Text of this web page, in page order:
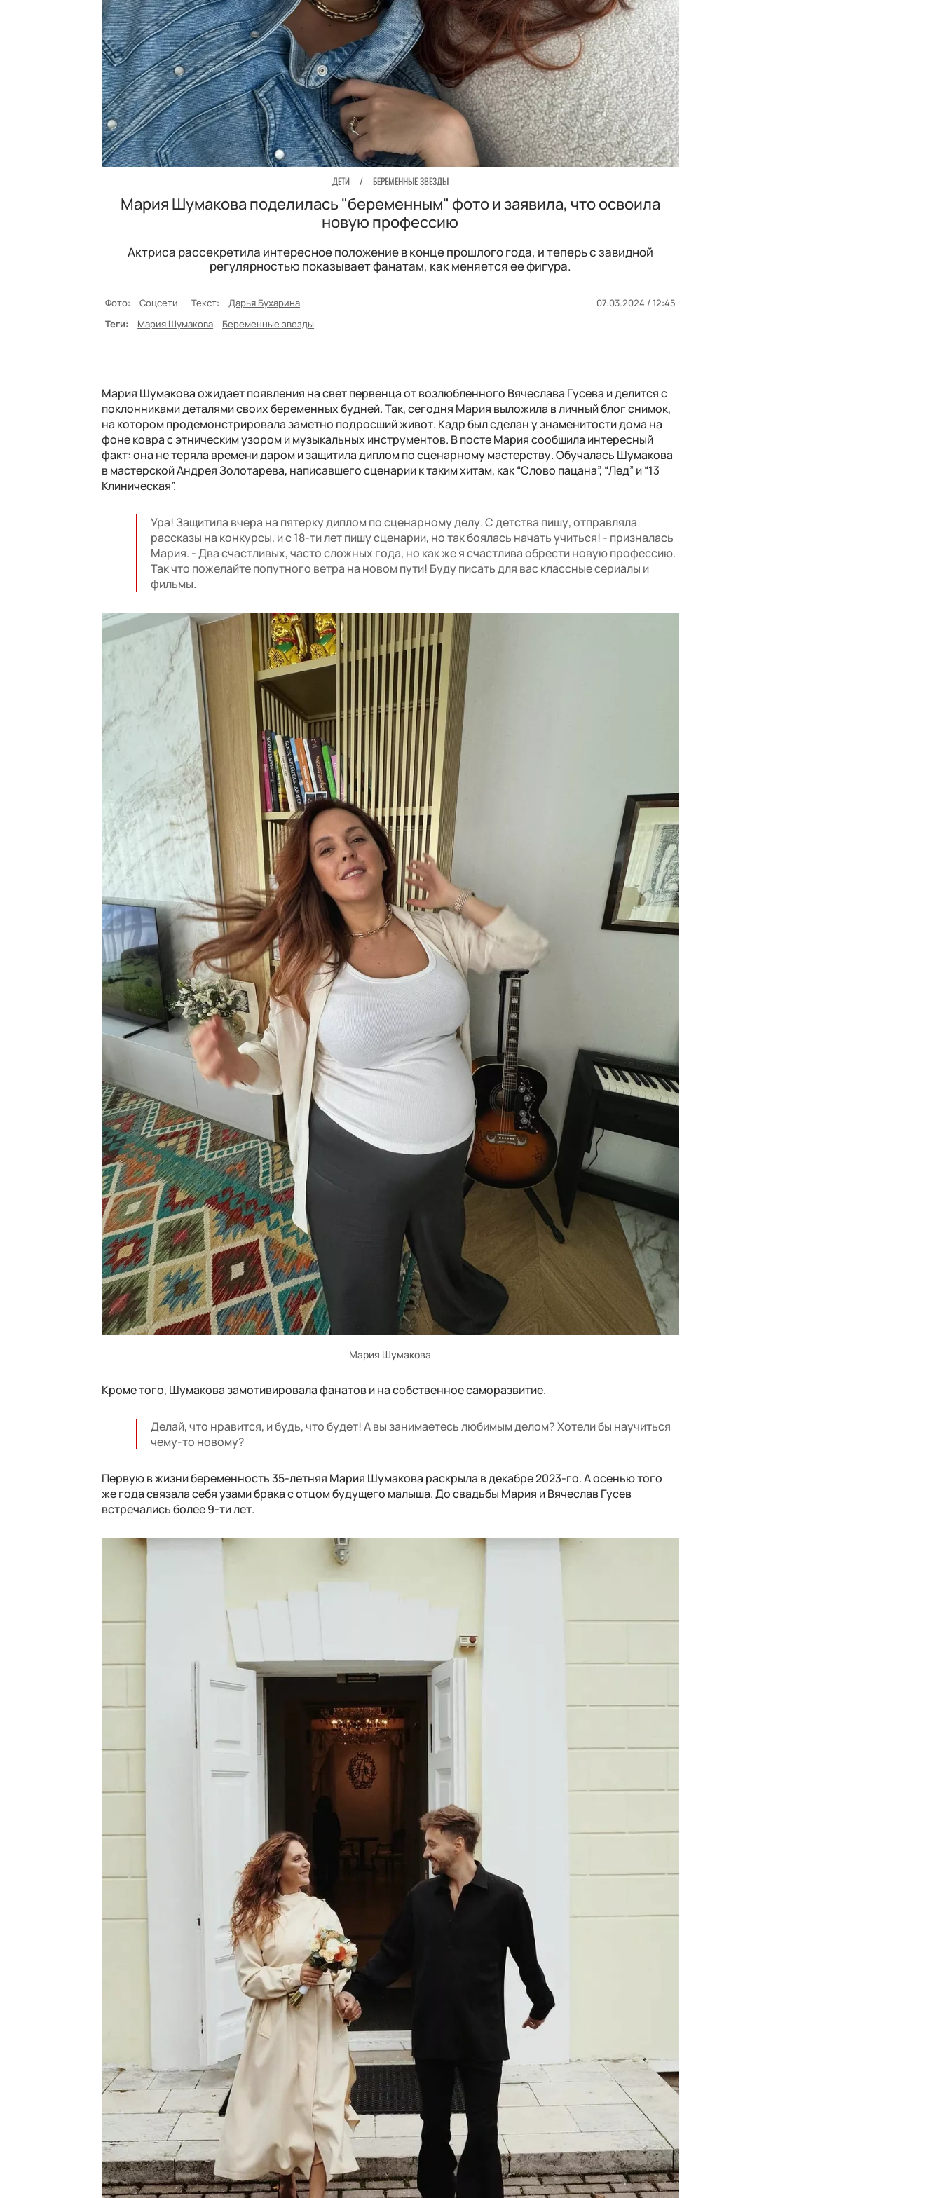
ДЕТИ / БЕРЕМЕННЫЕ ЗВЕЗДЫ
Мария Шумакова поделилась "беременным" фото и заявила, что освоила
новую профессию
Актриса рассекретила интересное положение в конце прошлого года, и теперь с завидной
регулярностью показывает фанатам, как меняется ее фигура.
Фото: Соцсети Текст: Дарья Бухарина
07.03.2024 / 12:45
Теги:
Мария Шумакова Беременные звезды
Мария Шумакова ожидает появления на свет первенца от возлюбленного Вячеслава Гусева и делится с
поклонниками деталями своих беременных будней. Так, сегодня Мария выложила в личный блог снимок,
на котором продемонстрировала заметно подросший живот. Кадр был сделан у знаменитости дома на
фоне ковра с этническим узором и музыкальных инструментов. В посте Мария сообщила интересный
факт: она не теряла времени даром и защитила диплом по сценарному мастерству. Обучалась Шумакова
в мастерской Андрея Золотарева, написавшего сценарии к таким хитам, как “Слово пацана”, “Лед” и “13
Клиническая”.
Ура! Защитила вчера на пятерку диплом по сценарному делу. С детства пишу, отправляла
рассказы на конкурсы, и с 18-ти лет пишу сценарии, но так боялась начать учиться! - призналась
Мария. - Два счастливых, часто сложных года, но как же я счастлива обрести новую профессию.
Так что пожелайте попутного ветра на новом пути! Буду писать для вас классные сериалы и
фильмы.
Мария Шумакова
Кроме того, Шумакова замотивировала фанатов и на собственное саморазвитие.
Делай, что нравится, и будь, что будет! А вы занимаетесь любимым делом? Хотели бы научиться
чему-то новому?
Первую в жизни беременность 35-летняя Мария Шумакова раскрыла в декабре 2023-го. А осенью того
же года связала себя узами брака с отцом будущего малыша. До свадьбы Мария и Вячеслав Гусев
встречались более 9-ти лет.